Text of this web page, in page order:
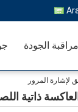
مراقبة الجودة
لإشارة المرور
ذاتية